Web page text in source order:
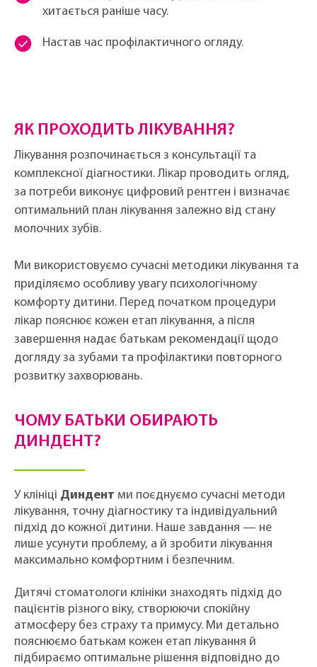
хитається раніше часу.
Настав час профілактичного огляду.
ЯК ПРОХОДИТЬ ЛІКУВАННЯ?
Лікування розпочинається з консультації та
комплексної діагностики. Лікар проводить огляд,
за потреби виконує цифровий рентген і визначає
оптимальний план лікування залежно від стану
молочних зубів.
Ми використовуємо сучасні методики лікування та
приділяємо особливу увагу психологічному
комфорту дитини. Перед початком процедури
лікар пояснює кожен етап лікування, а після
завершення надає батькам рекомендації щодо
догляду за зубами та профілактики повторного
розвитку захворювань.
ЧОМУ БАТЬКИ ОБИРАЮТЬ
ДИНДЕНТ?
У клініці Диндент ми поєднуємо сучасні методи
лікування, точну діагностику та індивідуальний
підхід до кожної дитини. Наше завдання — не
лише усунути проблему, а й зробити лікування
максимально комфортним і безпечним.
Дитячі стоматологи клініки знаходять підхід до
пацієнтів різного віку, створюючи спокійну
атмосферу без страху та примусу. Ми детально
пояснюємо батькам кожен етап лікування й
підбираємо оптимальне рішення відповідно до